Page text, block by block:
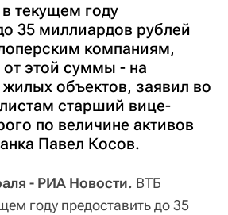
текущем году
35 миллиардов рублей
компаниям,
этой суммы - на
жилых объектов, заявил во
старший вице-
по величине активов
Павел Косов.
- РИА Новости. ВТБ
году предоставить до 35